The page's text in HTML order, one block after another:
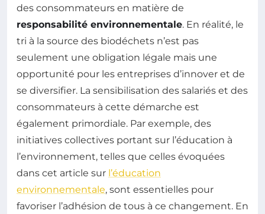
des consommateurs en matière de
responsabilité environnementale. En réalité, le
tri à la source des biodéchets n’est pas
seulement une obligation légale mais une
opportunité pour les entreprises d’innover et de
se diversifier. La sensibilisation des salariés et des
consommateurs à cette démarche est
également primordiale. Par exemple, des
initiatives collectives portant sur l’éducation à
l’environnement, telles que celles évoquées
dans cet article sur l’éducation
environnementale, sont essentielles pour
favoriser l’adhésion de tous à ce changement. En